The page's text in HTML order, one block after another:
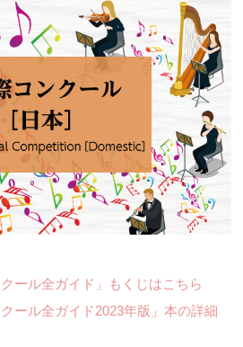
ール全ガイド」もくじはこちら
ール全ガイド2023年版」本の詳細